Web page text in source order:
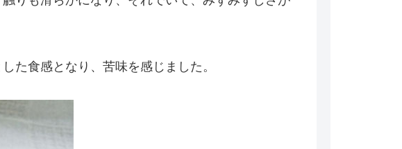
た食感となり、苦味を感じました。